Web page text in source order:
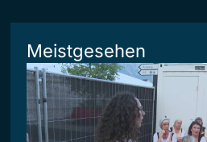
Meistgesehen